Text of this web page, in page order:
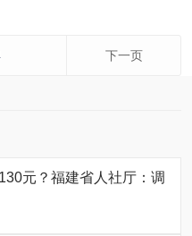
下一页
元？福建省人社厅：调